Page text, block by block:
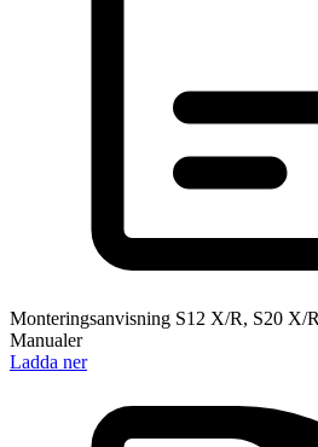
Monteringsanvisning S12 X/R, S20 X/
Manualer
Ladda ner